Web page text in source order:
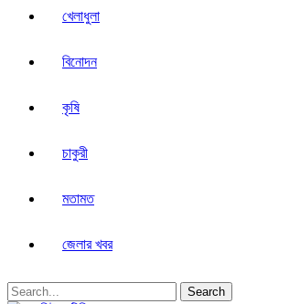
খেলাধুলা
বিনোদন
কৃষি
চাকুরী
মতামত
জেলার খবর